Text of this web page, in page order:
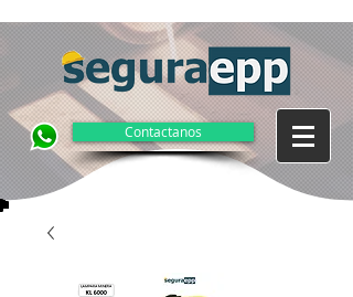
Contactanos